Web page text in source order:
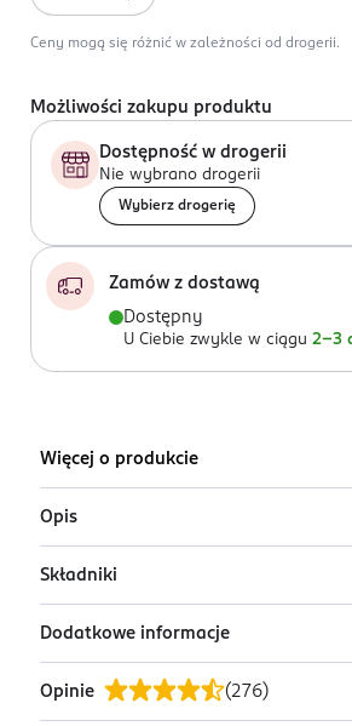
Ceny mogą się różnić w zależności od drogerii.
Możliwości zakupu produktu
Dostępność w drogerii
Nie wybrano drogerii
Wybierz drogerię
Zamów z dostawą
Dostępny
U Ciebie zwykle w ciągu 2-3
Więcej o produkcie
Opis
Antyperspirant w sprayu
Care Original
Care Original łączy zaawansowaną
delikatnej skóry pod pachami ze
Składniki
Butane, Isobutane, Propane,
Butyl Ether, Aluminum
Helianthus Annuus Seed Oil, C12-15
Dodatkowe informacje
PRZYGOTOWANIE I STOSOWANIE
Opinie (276)